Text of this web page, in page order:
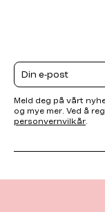
Email
Meld deg på vårt
og mye mer. Ved å
personvernvilkår